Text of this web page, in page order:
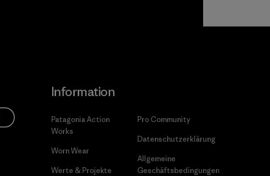
Information
Patagonia Action
Works
Worn Wear
Werte & Projekte
Pro Community
Datenschutzerklärung
Allgemeine
Geschäftsbedingungen